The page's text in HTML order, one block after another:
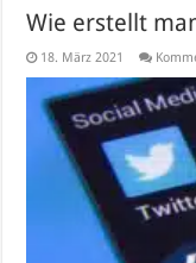
Wie erstellt
18. März 2021